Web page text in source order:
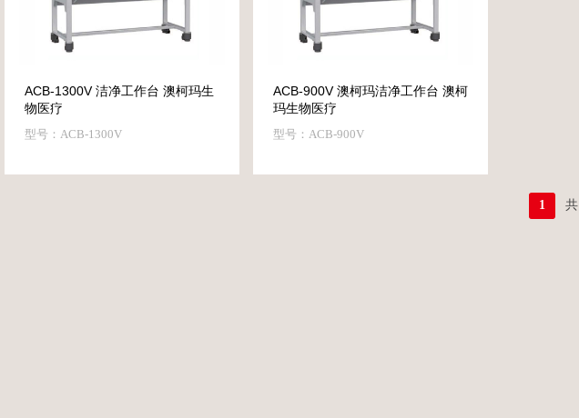
ACB-1300V 洁净工作台 澳柯玛生
物医疗
型号：ACB-1300V
ACB-900V 澳柯玛洁净工作台 澳柯
玛生物医疗
型号：ACB-900V
1 共